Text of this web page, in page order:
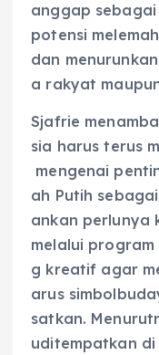
anggap
potensi
dan
a rakyat
Sjafrie
sia harus terus
mengenai
ah Putih
ankan perlunya
melalui
g kreatif agar
arus
satkan.
uditempatkan